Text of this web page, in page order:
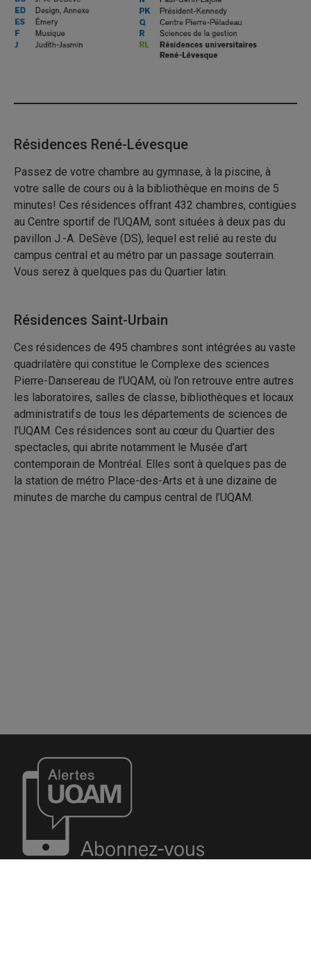
Résidences René-Lévesque
Passez de votre chambre au gymnase, à la piscine, à
votre salle de cours ou à la bibliothèque en moins de 5
minutes! Ces résidences offrant 432 chambres, contigües
au Centre sportif de l’UQAM, sont situées à deux pas du
pavillon J.-A. DeSève (DS), lequel est relié au reste du
campus central et au métro par un passage souterrain.
Vous serez à quelques pas du Quartier latin.
Résidences Saint-Urbain
Ces résidences de 495 chambres sont intégrées au vaste
quadrilatère qui constitue le Complexe des sciences
Pierre-Dansereau de l’UQAM, où l’on retrouve entre autres
les laboratoires, salles de classe, bibliothèques et locaux
administratifs de tous les départements de sciences de
l’UQAM. Ces résidences sont au cœur du Quartier des
spectacles, qui abrite notamment le Musée d’art
contemporain de Montréal. Elles sont à quelques pas de
la station de métro Place-des-Arts et à une dizaine de
minutes de marche du campus central de l’UQAM.